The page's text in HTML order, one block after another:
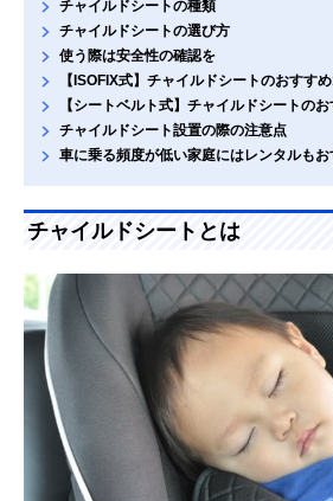
チャイルドシートの種類
チャイルドシートの選び方
使う際は安全性の確認を
【ISOFIX式】チャイルドシートのおすす
【シートベルト式】チャイルドシートの
チャイルドシート設置の際の注意点
車に乗る頻度が低い家庭にはレンタルもお
チャイルドシートとは